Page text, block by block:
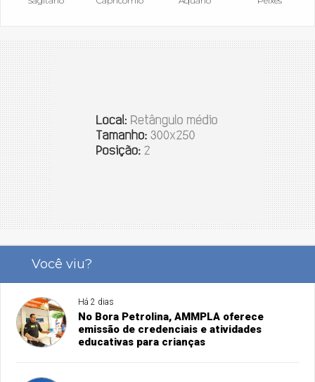
Você viu?
Há 2 dias
No Bora Petrolina, AMMPLA oferece
emissão de credenciais e atividades
educativas para crianças